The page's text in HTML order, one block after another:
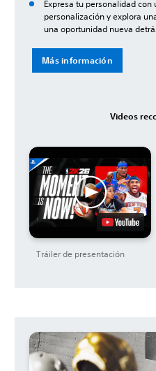
Expresa tu personalidad
personalización y explora
una oportunidad nueva
Más información
Videos
Tráiler de presentación